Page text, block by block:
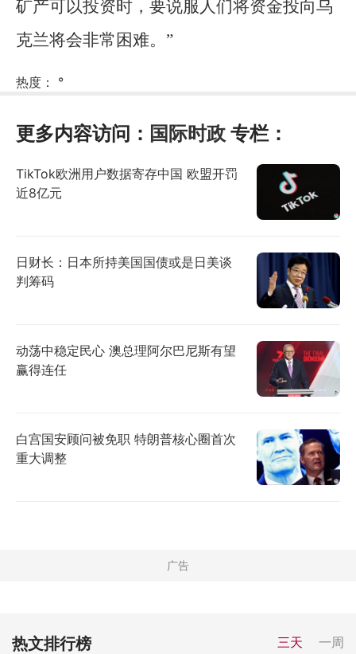
矿产可以投资时，要说服人们将资金投向乌
克兰将会非常困难。”
热度： °
更多内容访问： 国际时政 专栏：
TikTok欧洲用户数据寄存中国 欧盟开罚
近8亿元
日财长：日本所持美国国债或是日美谈
判筹码
动荡中稳定民心 澳总理阿尔巴尼斯有望
赢得连任
白宫国安顾问被免职 特朗普核心圈首次
重大调整
热文排行榜 三天 一周